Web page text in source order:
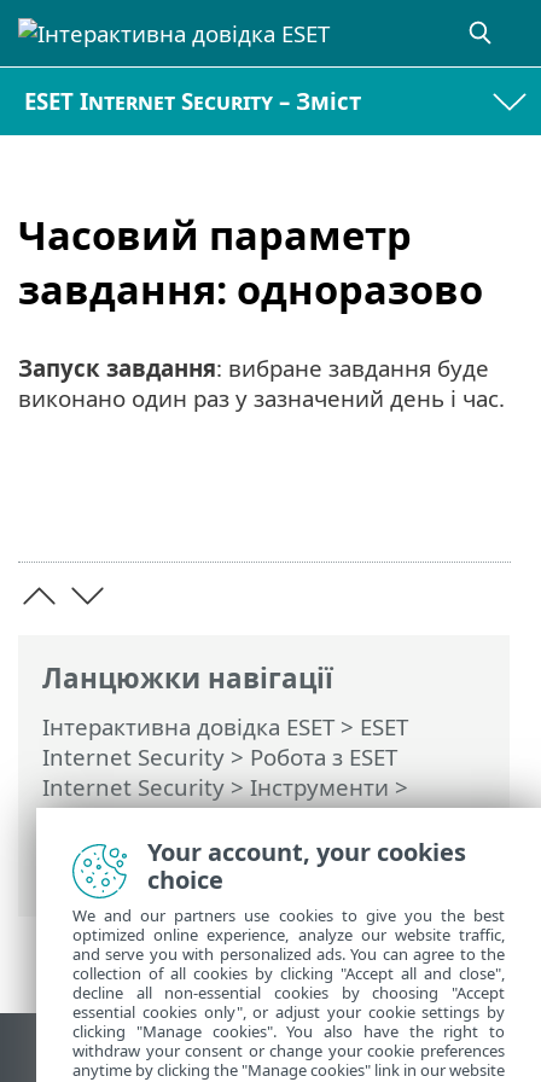
ESET Internet Security – Зміст
Часовий параметр
завдання: одноразово
Ланцюжки навігації
Інтерактивна довідка ESET> ESET
Internet Security > Робота з ESET
Internet Security>Інструменти>
Планувальник> Діалогові вікна:
розклад > Часовий параметр завдання:
одноразово
Запуск завдання: вибране завдання буде
виконано один раз у зазначений день і час.
Переглянути повну версію
Your account, your cookies
choice
We and our partners use cookies to give you the best
optimized online experience, analyze our website traffic,
and serve you with personalized ads. You can agree to the
collection of all cookies by clicking "Accept all and close",
decline all non-essential cookies by choosing "Accept
essential cookies only", or adjust your cookie settings by
clicking "Manage cookies". You also have the right to
withdraw your consent or change your cookie preferences
anytime by clicking the "Manage cookies" link in our website